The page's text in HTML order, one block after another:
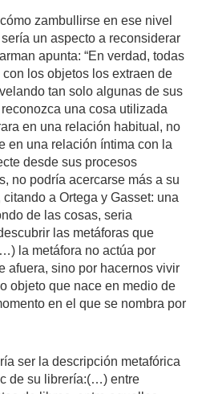
zambullirse en ese nivel
un aspecto a reconsiderar
apunta: “En verdad, todas
los objetos los extraen de
tan solo algunas de sus
una cosa utilizada
en una relación habitual, no
en una relación íntima con la
desde sus procesos
no podría acercarse más a su
a Ortega y Gasset: una
de las cosas, seria
las metáforas que
la metáfora no actúa por
afuera, sino por hacernos vivir
objeto que nace en medio de
en el que se nombra por
ser la descripción metafórica
de su librería:(…) entre